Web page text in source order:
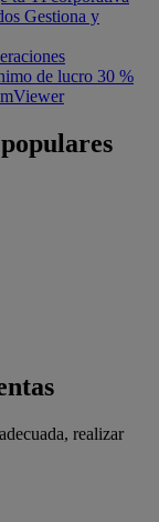
Gestiona y
de lucro 30 %
realizar